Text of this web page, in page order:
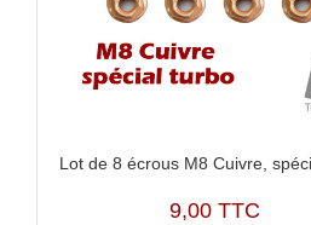
Lot de 8 écrous M8 Cuivre,
9,00 TTC